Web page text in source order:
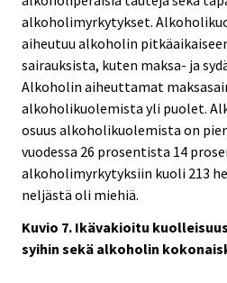
alkoholimyrkytykset.
aiheutuu alkoholin
sairauksista, kuten maksa- ja
Alkoholin aiheuttamat
alkoholikuolemista yli puolet.
osuus alkoholikuolemista on
vuodessa 26 prosentista 14
alkoholimyrkytyksiin kuoli 213
neljästä oli miehiä.
Kuvio 7. Ikävakioitu
syihin sekä alkoholin